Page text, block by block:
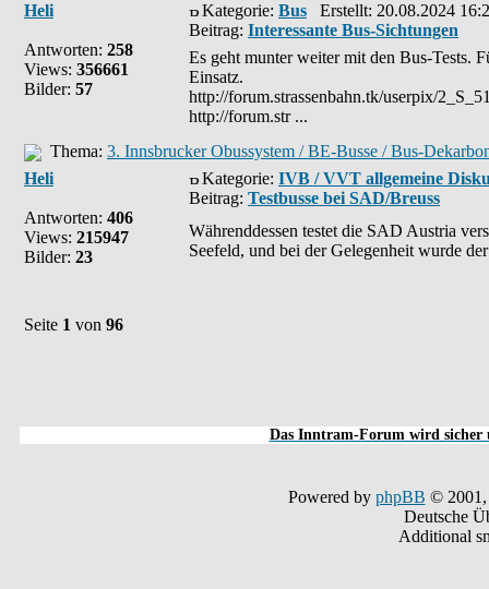
Heli
Antworten: 258
Views: 356661
Bilder: 57
Kategorie: Bus Erstellt: 20.08.2024
Beitrag: Interessante Bus-Sichtungen
Es geht munter weiter mit den Bus-Tests.
Einsatz.
http://forum.strassenbahn.tk/userpix/
http://forum.str ...
Thema: 3. Innsbrucker Obussystem / BE-Busse / Bus-
Heli
Antworten: 406
Views: 215947
Bilder: 23
Kategorie: IVB / VVT allgemeine
Beitrag: Testbusse bei SAD/Breuss
Währenddessen testet die SAD Austria
Seefeld, und bei der Gelegenheit wurde
Seite 1 von 96
Das Inntram-Forum wird sicher
Powered by phpBB © 2001,
Deutsche
Additional